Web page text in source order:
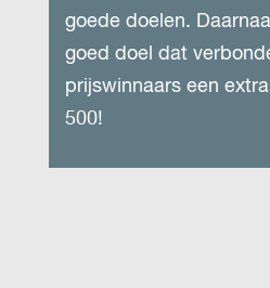
goede doelen.
goed doel dat
prijswinnaars een
500!